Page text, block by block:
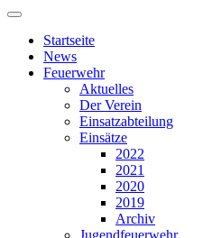
Startseite
News
Feuerwehr
Aktuelles
Der Verein
Einsatzabteilung
Einsätze
2022
2021
2020
2019
Archiv
Jugendfeuerwehr